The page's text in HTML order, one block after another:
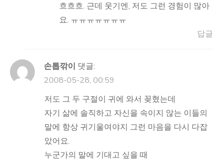
흐흐흐. 근데 웃기엔, 저도 그런 경험이 많아
요. ㅠㅠㅠㅠㅠㅠㅠ
답글
손톱깎이 댓글:
2008-05-28, 00:59
저도 그 두 구절이 귀에 와서 꽂혔는데
자기 삶에 솔직하고 자신을 속이지 않는 이들의
말에 항상 귀기울여야지 그런 마음을 다시 다잡
았어요.
누군가의 말에 기대고 싶을 때